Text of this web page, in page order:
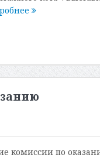
комиссии по